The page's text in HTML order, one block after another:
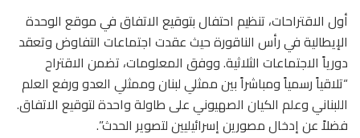
أول الاقتراحات، تنظيم احتفال بتوقيع الاتفاق في موقع الوحدة
الإيطالية في رأس الناقورة حيث عقدت اجتماعات التفاوض وتعقد
دورياً الاجتماعات الثلاثية. ووفق المعلومات، تضمن الاقتراح
“تلاقياً رسمياً ومباشراً بين ممثلي لبنان وممثلي العدو ورفع العلم
اللبناني وعلم الكيان الصهيوني على طاولة واحدة لتوقيع الاتفاق.
فضلاً عن إدخال مصورين إسرائيليين لتصوير الحدث”.